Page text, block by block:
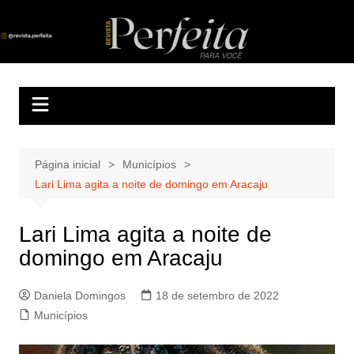
Revista Perfeita
A melhor revista eletrônica do interior de Sergipe
Página inicial
Municípios
Lari Lima agita a noite de domingo em Aracaju
Lari Lima agita a noite de
domingo em Aracaju
Daniela Domingos
18 de setembro de 2022
Municípios